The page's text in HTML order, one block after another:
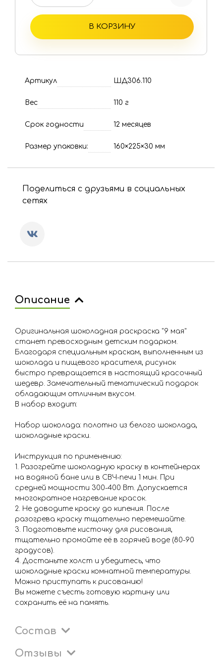
В КОРЗИНУ
Артикул ШД306.110
Вес 110 г
Срок годности 12 месяцев
Размер упаковки: 160×225×30 мм
Поделиться с друзьями в социальных
сетях
Описание
Оригинальная шоколадная раскраска "9 мая"
станет превосходным детским подарком.
Благодаря специальным краскам, выполненным из
шоколада и пищевого красителя, рисунок
быстро превращается в настоящий красочный
шедевр. Замечательный тематический подарок
обладающим отличным вкусом.
В набор входит:
Набор шоколада: полотно из белого шоколада,
шоколадные краски.
Инструкция по применению:
1. Разогрейте шоколадную краску в контейнерах
на водяной бане или в СВЧ-печи 1 мин. При
средней мощности 300-400 Вт. Допускается
многократное нагревание красок.
2. Не доводите краску до кипения. После
разогрева краску тщательно перемешайте.
3. Подготовьте кисточку для рисования,
тщательно промойте её в горячей воде (80-90
градусов).
4. Достаньте холст и убедитесь, что
шоколадные краски комнатной температуры.
Можно приступать к рисованию!
Вы можете съесть готовую картину или
сохранить её на память.
Состав
Отзывы